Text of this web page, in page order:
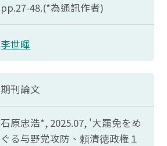
pp.27-48.(*為通訊作者)
李世暉
期刊論文
石原忠浩*, 2025.07, '大罷免をめ
ぐる与野党攻防、頼清徳政権１